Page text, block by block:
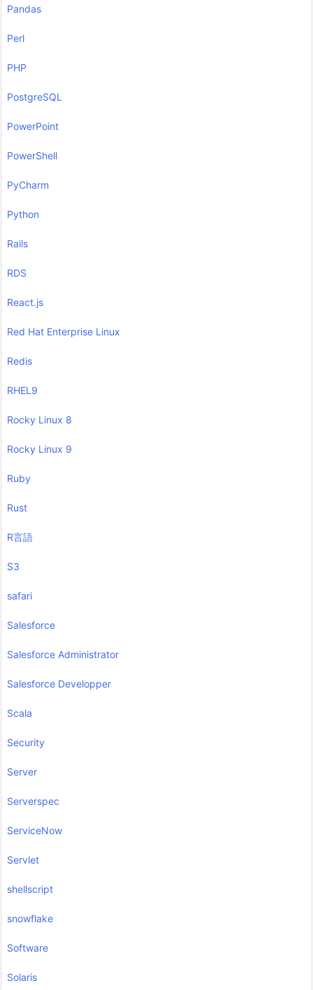
Pandas
Perl
PHP
PostgreSQL
PowerPoint
PowerShell
PyCharm
Python
Rails
RDS
React.js
Red Hat Enterprise Linux
Redis
RHEL9
Rocky Linux 8
Rocky Linux 9
Ruby
Rust
R言語
S3
safari
Salesforce
Salesforce Administrator
Salesforce Developper
Scala
Security
Server
Serverspec
ServiceNow
Servlet
shellscript
snowflake
Software
Solaris